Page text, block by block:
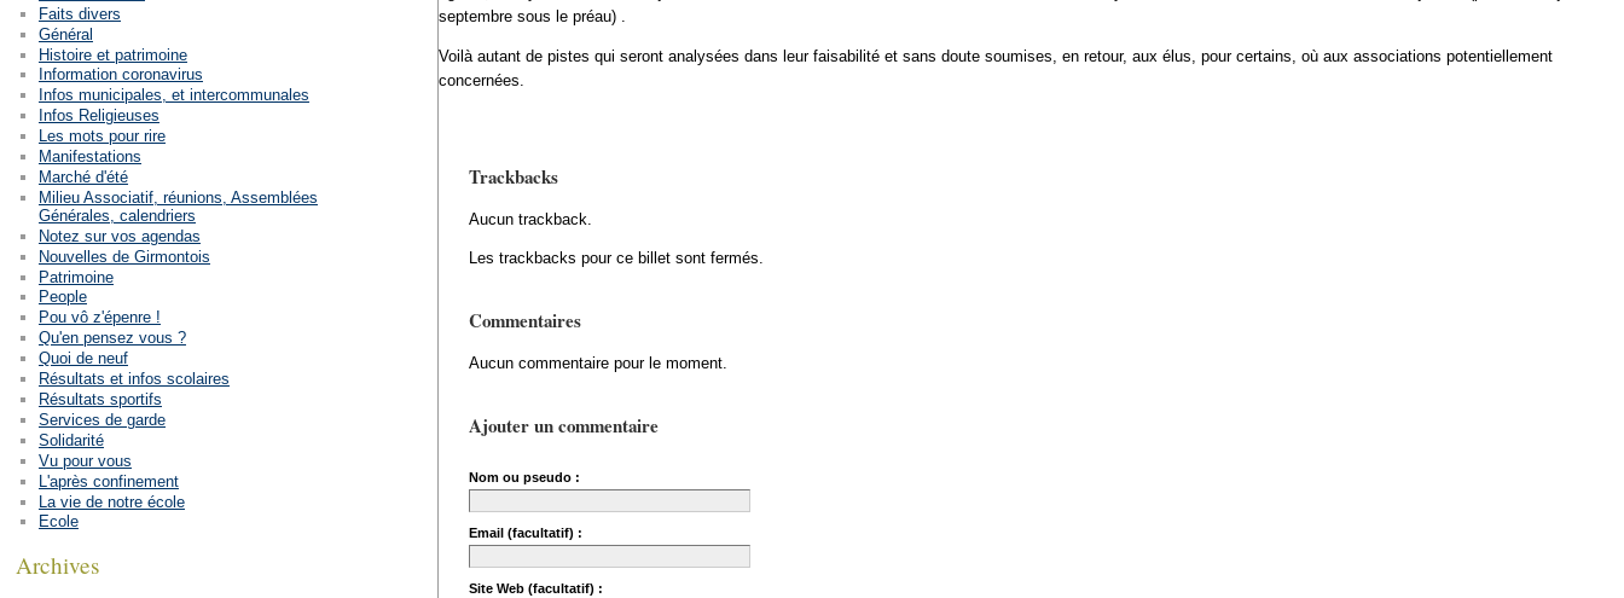
septembre sous le préau) .
Voilà autant de pistes qui seront analysées dans leur faisabilité et sans doute soumises, en retour, aux élus, pour certains, où aux associations potentiellement
concernées.
Trackbacks
Aucun trackback.
Les trackbacks pour ce billet sont fermés.
Commentaires
Aucun commentaire pour le moment.
Ajouter un commentaire
Nom ou pseudo :
Email (facultatif) :
Site Web (facultatif) :
Faits divers
Général
Histoire et patrimoine
Information coronavirus
Infos municipales, et intercommunales
Infos Religieuses
Les mots pour rire
Manifestations
Marché d'été
Milieu Associatif, réunions, Assemblées
Générales, calendriers
Notez sur vos agendas
Nouvelles de Girmontois
Patrimoine
People
Pou vô z'épenre !
Qu'en pensez vous ?
Quoi de neuf
Résultats et infos scolaires
Résultats sportifs
Services de garde
Solidarité
Vu pour vous
L'après confinement
La vie de notre école
Ecole
Archives